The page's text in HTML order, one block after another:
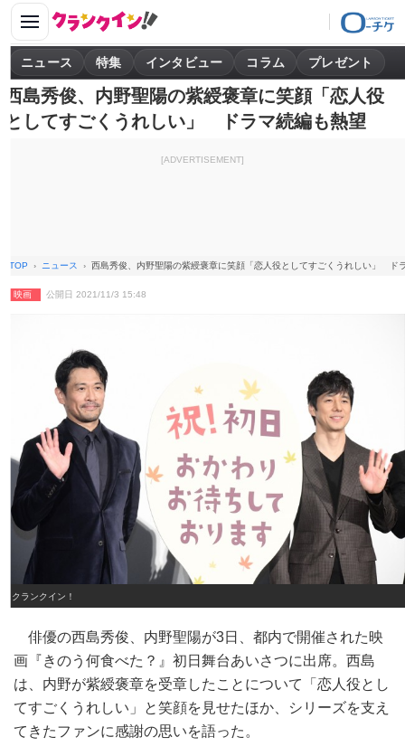
ニュース 特集 インタビュー コラム プレゼント
西島秀俊、内野聖陽の紫綬褒章に笑顔「恋人役
としてすごくうれしい」 ドラマ続編も熱望
[ADVERTISEMENT]
TOP ニュース 西島秀俊、内野聖陽の紫綬褒章に笑顔「恋人役としてすごくうれしい」 ド
映画 公開日 2021/11/3 15:48
クランクイン！
俳優の西島秀俊、内野聖陽が3日、都内で開催された映
画『きのう何食べた？』初日舞台あいさつに出席。西島
は、内野が紫綬褒章を受章したことについて「恋人役とし
てすごくうれしい」と笑顔を見せたほか、シリーズを支え
てきたファンに感謝の思いを語った。